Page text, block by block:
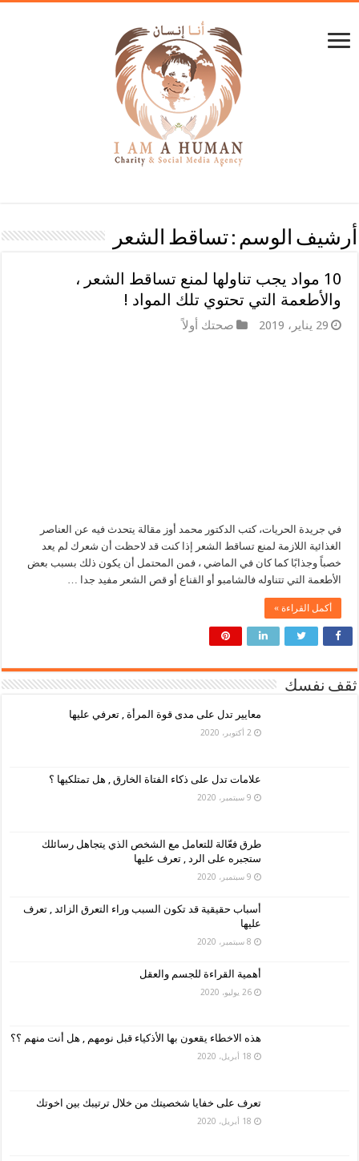
أرشيف الوسم :تساقط الشعر
10 مواد يجب تناولها لمنع تساقط الشعر ،
والأطعمة التي تحتوي تلك المواد !
29 يناير، 2019 صحتك أولاً
في جريدة الحريات، كتب الدكتور محمد أوز مقالة يتحدث فيه عن العناصر
الغذائية اللازمة لمنع تساقط الشعر إذا كنت قد لاحظت أن شعرك لم يعد
خصباً وجذابًا كما كان في الماضي ، فمن المحتمل أن يكون ذلك بسبب بعض
الأطعمة التي تتناوله فالشامبو أو القناع أو قص الشعر مفيد جدا …
أكمل القراءة »
ثقف نفسك
معايير تدل على مدى قوة المرأة , تعرفي عليها
2 أكتوبر، 2020
علامات تدل على ذكاء الفتاة الخارق , هل تمتلكيها ؟
9 سبتمبر، 2020
طرق فعّالة للتعامل مع الشخص الذي يتجاهل رسائلك
ستجبره على الرد , تعرف عليها
9 سبتمبر، 2020
أسباب حقيقية قد تكون السبب وراء التعرق الزائد , تعرف
عليها
8 سبتمبر، 2020
أهمية القراءة للجسم والعقل
26 يوليو، 2020
هذه الاخطاء يقعون بها الأذكياء قبل نومهم , هل أنت منهم ؟؟
18 أبريل، 2020
تعرف على خفايا شخصيتك من خلال ترتيبك بين اخوتك
18 أبريل، 2020